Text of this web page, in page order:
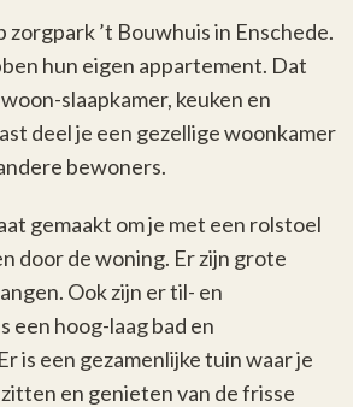
zorgpark ’t Bouwhuis in Enschede.
hun eigen appartement. Dat
slaapkamer, keuken en
deel je een gezellige woonkamer
bewoners.
gemaakt om je met een rolstoel
door de woning. Er zijn grote
Ook zijn er til- en
een hoog-laag bad en
is een gezamenlijke tuin waar je
en genieten van de frisse